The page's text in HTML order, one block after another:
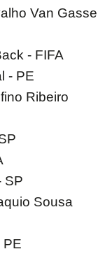
Van Gasse
- FIFA
- PE
Ribeiro
SP
Sousa
PE